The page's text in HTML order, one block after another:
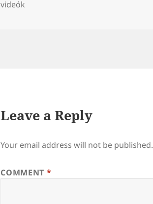
on
videók
Leave a Reply
Your email address will not be published.
COMMENT *